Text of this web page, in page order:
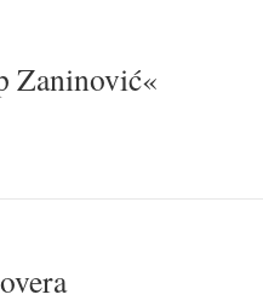
Zaninović«
CZ-